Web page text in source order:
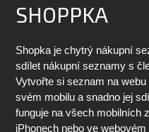
SHOPPKA
Shopka je chytrý nákupní
sdílet nákupní seznamy s
Vytvořte si seznam na webu
svém mobilu a snadno jej
funguje na všech mobilních
iPhonech nebo ve